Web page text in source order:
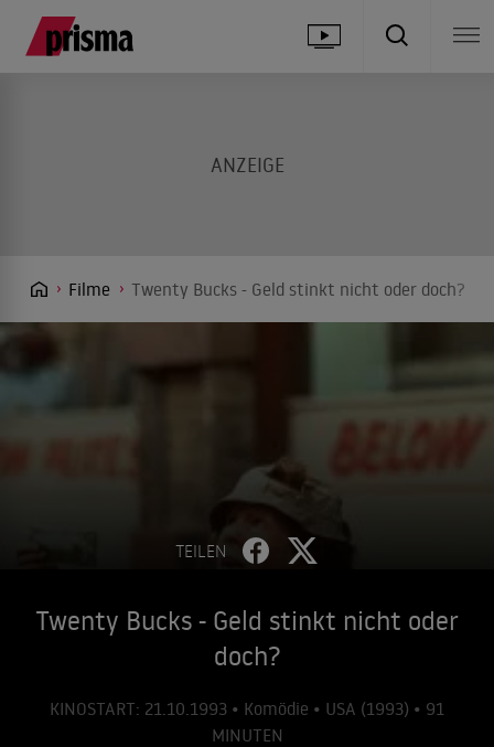
Filme Twenty Bucks - Geld stinkt nicht oder doch?
TEILEN
Twenty Bucks - Geld stinkt nicht oder
doch?
KINOSTART: 21.10.1993 • Komödie • USA (1993) • 91
MINUTEN